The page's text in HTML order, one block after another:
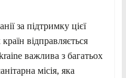
за підтримку цієї
відправляється
важлива з багатьох
місія, яка